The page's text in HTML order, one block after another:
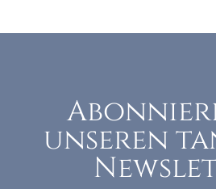
unseren